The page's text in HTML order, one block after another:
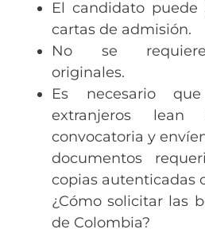
El candidato
cartas de admisión.
No se
originales.
Es necesario
extranjeros lean
convocatoria y
documentos
copias autenticadas
¿Cómo solicitar las
de Colombia?